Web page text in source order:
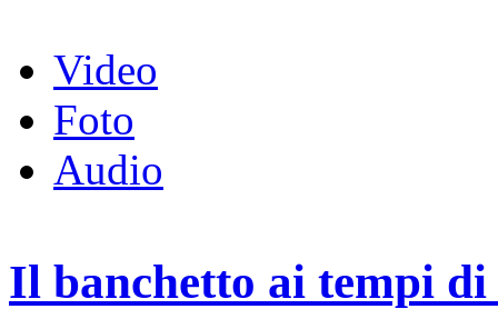
Video
Foto
Audio
Il banchetto ai tempi di